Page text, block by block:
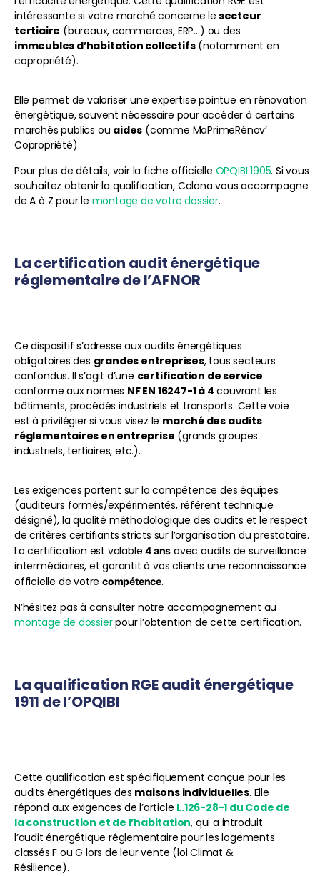
intéressante si votre marché concerne le secteur
tertiaire (bureaux, commerces, ERP…) ou des
immeubles d’habitation collectifs(notamment en
copropriété).
Elle permet de valoriser une expertise pointue en rénovation
énergétique, souvent nécessaire pour accéder à certains
marchés publics ou aides (comme MaPrimeRénov’
Copropriété).
Pour plus de détails, voir la fiche officielle OPQIBI 1905. Si vous
souhaitez obtenir la qualification, Colana vous accompagne
de A à Z pour le montage de votre dossier.
La certification audit énergétique
réglementaire de l’AFNOR
Ce dispositif s’adresse aux audits énergétiques
obligatoires des grandes entreprises, tous secteurs
confondus. Il s’agit d’une certification de service
conforme aux normes NF EN 16247-1 à 4 couvrant les
bâtiments, procédés industriels et transports. Cette voie
est à privilégier si vous visez le marché des audits
réglementaires en entreprise (grands groupes
industriels, tertiaires, etc.).
Les exigences portent sur la compétence des équipes
(auditeurs formés/expérimentés, référent technique
désigné), la qualité méthodologique des audits et le respect
de critères certifiants stricts sur l’organisation du prestataire.
La certification est valable4 ans avec audits de surveillance
intermédiaires, et garantit à vos clients une reconnaissance
officielle de votrecompétence.
N’hésitez pas à consulter notre accompagnement au
montage de dossierpour l’obtention de cette certification.
La qualification RGE audit énergétique
1911 de l’OPQIBI
Cette qualification est spécifiquement conçue pour les
audits énergétiques des maisons individuelles. Elle
répond aux exigences de l’article L.126-28-1 du Code de
la construction et de l’habitation, qui a introduit
l’audit énergétique réglementaire pour les logements
classés F ou G lors de leur vente (loi Climat &
Résilience).